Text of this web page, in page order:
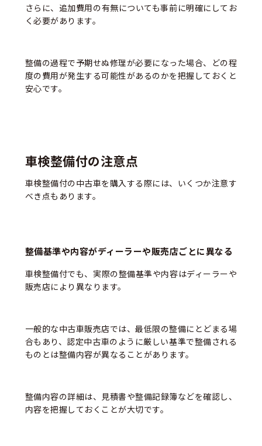
さらに、追加費用の有無についても事前に明確にしてお
く必要があります。
整備の過程で予期せぬ修理が必要になった場合、どの程
度の費用が発生する可能性があるのかを把握しておくと
安心です。
車検整備付の注意点
車検整備付の中古車を購入する際には、いくつか注意す
べき点もあります。
整備基準や内容がディーラーや販売店ごとに異なる
車検整備付でも、実際の整備基準や内容はディーラーや
販売店により異なります。
一般的な中古車販売店では、最低限の整備にとどまる場
合もあり、認定中古車のように厳しい基準で整備される
ものとは整備内容が異なることがあります。
整備内容の詳細は、見積書や整備記録簿などを確認し、
内容を把握しておくことが大切です。